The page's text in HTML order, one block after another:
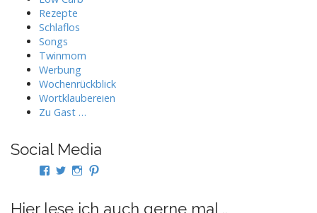
Rezepte
Schlaflos
Songs
Twinmom
Werbung
Wochenrückblick
Wortklaubereien
Zu Gast …
Social Media
Profil
auf
Profil
auf
Profil
auf
Profil
auf
Hier lese ich auch gerne mal ..